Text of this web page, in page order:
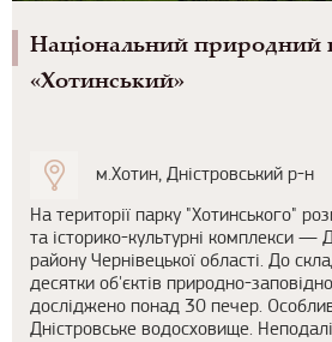
Національний природний
«Хотинський»
м.Хотин, Дністровський р-н
На території парку "Хотинського"
та історико-культурні комплекси —
району Чернівецької області. До
десятки об'єктів природно-
досліджено понад 30 печер.
Дністровське водосховище.